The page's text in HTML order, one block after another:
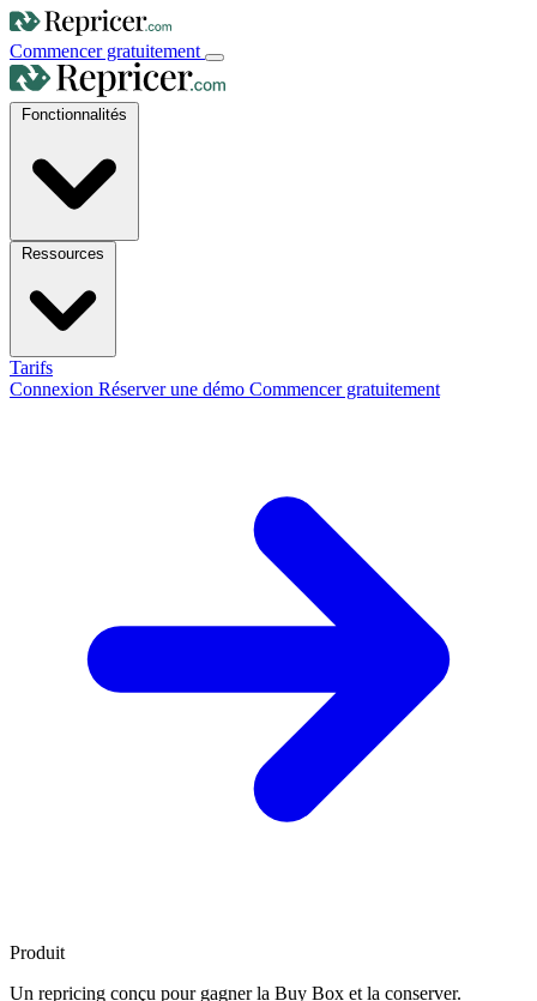
Commencer gratuitement
Tarifs
Connexion Réserver une démo Commencer gratuitement
Produit
Un repricing conçu pour gagner la Buy Box et la conserver.